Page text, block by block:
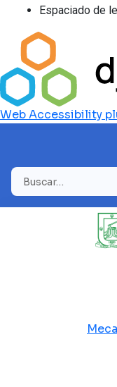
Espaciado de
Web Accessibility
Buscar